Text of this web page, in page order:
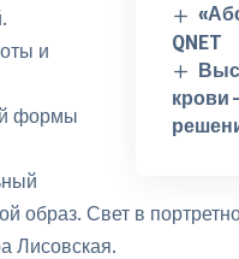
QNET
крови
и
формы
образ. Свет в
Лисовская.